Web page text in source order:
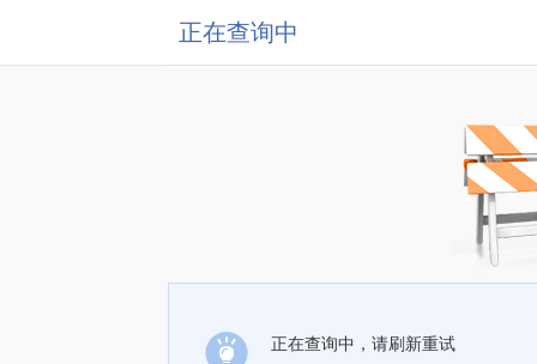
正在查询中
正在查询中，请刷新重试